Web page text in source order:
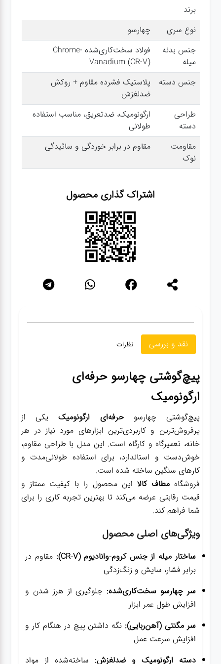
گجت
قفل
برند
نوع سری
چهارسو
جنس بدنه
میله
فولاد سخت‌کاری‌شده Chrome-
Vanadium (CR-V)
جنس دسته
پلاستیک فشرده مقاوم + روکش
ضدلغزش
طراحی
دسته
ارگونومیک، ضدتعریق، مناسب استفاده
طولانی
مقاومت
نوک
مقاوم در برابر خوردگی و سائیدگی
اشتراک گذاری محصول
نقد و بررسی نظرات
پیچ‌گوشتی چهارسو حرفه‌ای
ارگونومیک
پیچ‌گوشتی چهارسوحرفه‌ای ارگونومیکیکی از
پرفروش‌ترین و کاربردی‌ترین ابزارهای مورد نیاز در هر
خانه، تعمیرگاه و کارگاه است. این مدل با طراحی مقاوم،
خوش‌دست و استاندارد، برای استفاده طولانی‌مدت و
کارهای سنگین ساخته شده است.
فروشگاهمطاف کالا این محصول را با کیفیت ممتاز و
قیمت رقابتی عرضه می‌کند تا بهترین تجربه کاری را برای
شما فراهم کند.
ویژگی‌های اصلی محصول
ساختار میله از جنس کروم-وانادیوم (CR-V):
مقاوم در
برابر فشار، سایش و زنگ‌زدگی
سر چهارسو سخت‌کاری‌شده: جلوگیری از هرز شدن و
افزایش طول عمر ابزار
سر مگنتی (آهن‌ربایی): نگه داشتن پیچ در هنگام کار و
افزایش سرعت عمل
دسته ارگونومیک و ضدلغزش: ساخته‌شده از مواد